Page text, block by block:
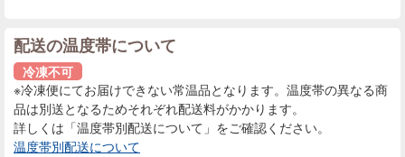
配送の温度帯について
冷凍不可
※冷凍便にてお届けできない常温品となります。温度帯の異なる商
品は別送となるためそれぞれ配送料がかかります。
詳しくは「温度帯別配送について」をご確認ください。
温度帯別配送について